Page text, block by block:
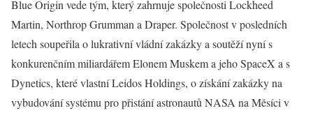
Blue Origin vede tým, který zahrnuje společnosti Lockheed
Martin, Northrop Grumman a Draper. Společnost v posledních
letech soupeřila o lukrativní vládní zakázky a soutěží nyní s
konkurenčním miliardářem Elonem Muskem a jeho SpaceX a s
Dynetics, které vlastní Leidos Holdings, o získání zakázky na
vybudování systému pro přistání astronautů NASA na Měsíci v